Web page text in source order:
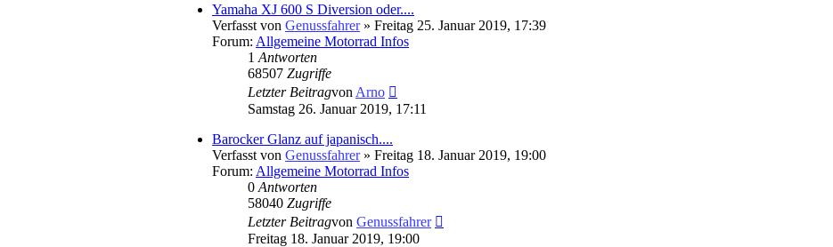
Yamaha XJ 600 S Diversion oder....
Verfasst von Genussfahrer» Freitag 25. Januar 2019, 17:39
Forum: Allgemeine Motorrad Infos
1 Antworten
68507 Zugriffe
Letzter Beitragvon Arno
Beitrag
Samstag 26. Januar 2019, 17:11
Barocker Glanz auf japanisch....
Verfasst von Genussfahrer» Freitag 18. Januar 2019, 19:00
Forum: Allgemeine Motorrad Infos
0 Antworten
58040 Zugriffe
Letzter Beitragvon Genussfahrer
Freitag 18. Januar 2019, 19:00